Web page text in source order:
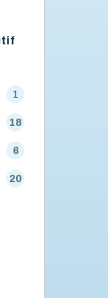
1
18
6
20